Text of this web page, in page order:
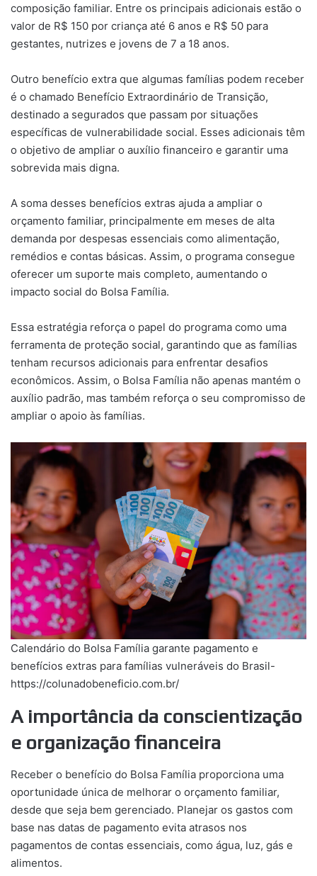
composição familiar. Entre os principais adicionais estão o
valor de R$ 150 por criança até 6 anos e R$ 50 para
gestantes, nutrizes e jovens de 7 a 18 anos.
Outro benefício extra que algumas famílias podem receber
é o chamado Benefício Extraordinário de Transição,
destinado a segurados que passam por situações
específicas de vulnerabilidade social. Esses adicionais têm
o objetivo de ampliar o auxílio financeiro e garantir uma
sobrevida mais digna.
A soma desses benefícios extras ajuda a ampliar o
orçamento familiar, principalmente em meses de alta
demanda por despesas essenciais como alimentação,
remédios e contas básicas. Assim, o programa consegue
oferecer um suporte mais completo, aumentando o
impacto social do Bolsa Família.
Essa estratégia reforça o papel do programa como uma
ferramenta de proteção social, garantindo que as famílias
tenham recursos adicionais para enfrentar desafios
econômicos. Assim, o Bolsa Família não apenas mantém o
auxílio padrão, mas também reforça o seu compromisso de
ampliar o apoio às famílias.
Calendário do Bolsa Família garante pagamento e
benefícios extras para famílias vulneráveis do Brasil-
https://colunadobeneficio.com.br/
A importância da conscientização
e organização financeira
Receber o benefício do Bolsa Família proporciona uma
oportunidade única de melhorar o orçamento familiar,
desde que seja bem gerenciado. Planejar os gastos com
base nas datas de pagamento evita atrasos nos
pagamentos de contas essenciais, como água, luz, gás e
alimentos.